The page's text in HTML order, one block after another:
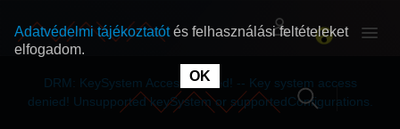
RÓLUNK
RÓLUNK
DRM: KeySystem Access Denied! -- Key system access
denied! Unsupported keySystem or supportedConfigurations.
Adatvédelmi tájékoztatótés felhasználási feltételeket
elfogadom.
OK